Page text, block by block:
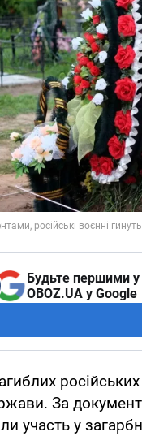
Будьте першими у
OBOZ.UA у Google
За
участь у